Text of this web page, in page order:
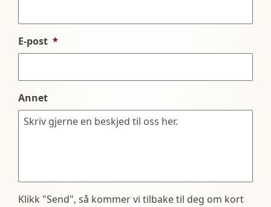
E-post *
Annet
Klikk "Send", så kommer vi tilbake til deg om kort